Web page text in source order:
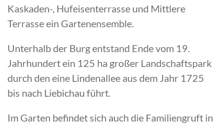
Kaskaden-, Hufeisenterrasse und Mittlere
Terrasse ein Gartenensemble.
Unterhalb der Burg entstand Ende vom 19.
Jahrhundert ein 125 ha großer Landschaftspark
durch den eine Lindenallee aus dem Jahr 1725
bis nach Liebichau führt.
Im Garten befindet sich auch die Familiengruft in